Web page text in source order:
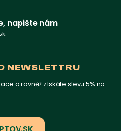
napište nám
NEWSLETTRU
a rovněž získáte slevu 5% na